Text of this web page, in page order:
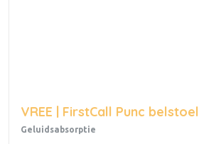
VREE | FirstCall Punc belstoel
Geluidsabsorptie